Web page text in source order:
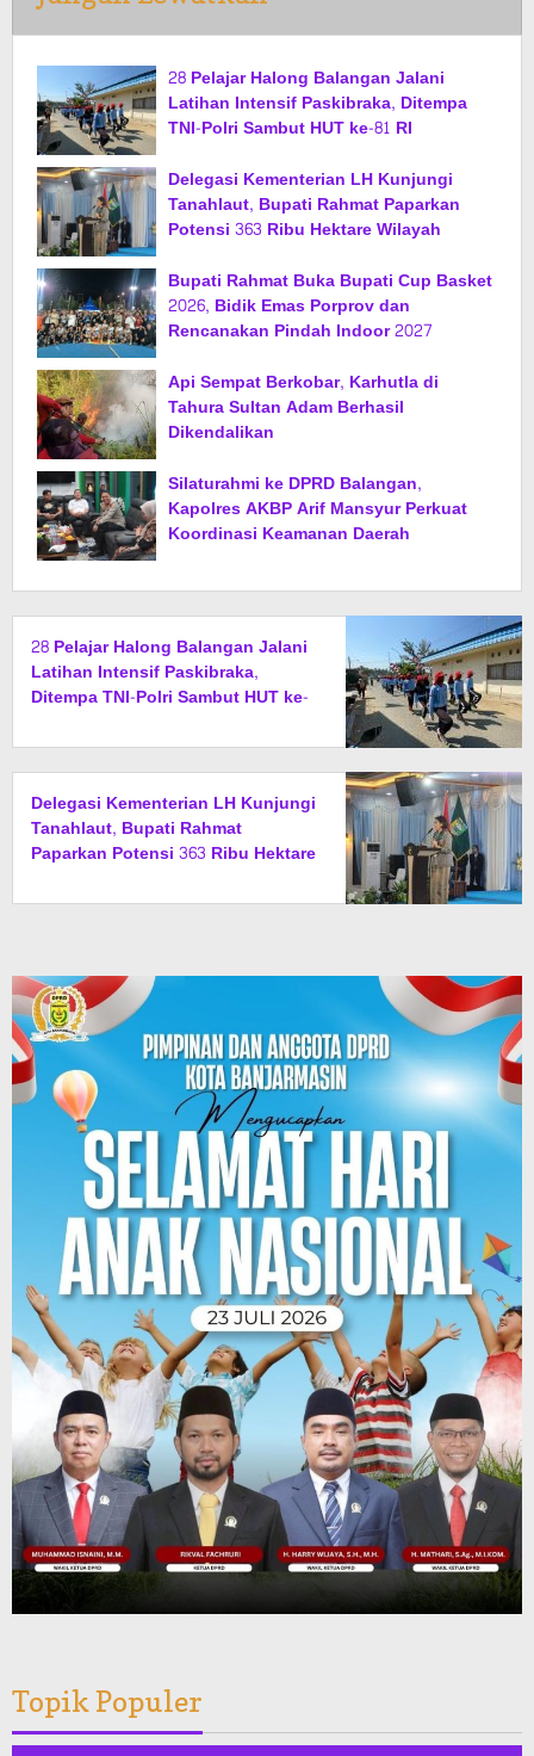
28 Pelajar Halong Balangan Jalani
Latihan Intensif Paskibraka, Ditempa
TNI-Polri Sambut HUT ke-81 RI
Delegasi Kementerian LH Kunjungi
Tanahlaut, Bupati Rahmat Paparkan
Potensi 363 Ribu Hektare Wilayah
Bupati Rahmat Buka Bupati Cup Basket
2026, Bidik Emas Porprov dan
Rencanakan Pindah Indoor 2027
Api Sempat Berkobar, Karhutla di
Tahura Sultan Adam Berhasil
Dikendalikan
Silaturahmi ke DPRD Balangan,
Kapolres AKBP Arif Mansyur Perkuat
Koordinasi Keamanan Daerah
28 Pelajar Halong Balangan Jalani
Latihan Intensif Paskibraka,
Ditempa TNI-Polri Sambut HUT ke-
Delegasi Kementerian LH Kunjungi
Tanahlaut, Bupati Rahmat
Paparkan Potensi 363 Ribu Hektare
Topik Populer